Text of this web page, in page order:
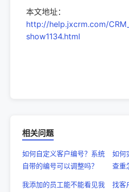
本文地址：
http://help.jxcrm.com/
show1134.html
相关问题
如何自定义客户编号？系统
自带的编号可以调整吗？
如何
查重
我添加的员工能不能看见我
找客